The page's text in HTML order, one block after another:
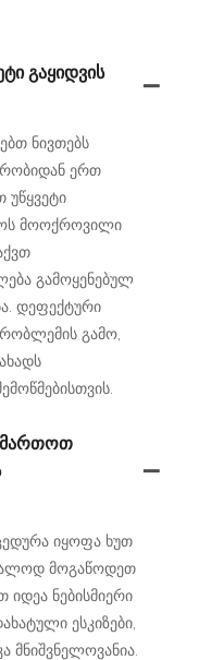
Გაყიდვის
ნივთებს
ერთ
უწყვეტი
მოოქროვილი
გამოყენებულ
დეფექტური
გამო,
იყოფა ხუთ
მოგაწოდეთ
იდეა ნებისმიერი
ესკიზები,
მნიშვნელოვანია.